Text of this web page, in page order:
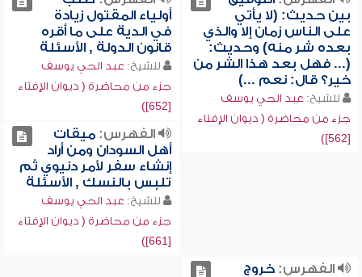
بين حديث: (لا يأتي
على الناس زمان إلا والذي
بعده شر منه) وحديث:
(... فهل بعد هذا الشر من
خير؟ قال: نعم ...)
للشيخ: عبد الحي يوسف
جزء من محاضرة ( ديوان الإفتاء
[562])
أولياء المقتول زيادة
في الدية على ما أقره
قانون الدولة , الأسئلة
للشيخ: عبد الحي يوسف
جزء من محاضرة ( ديوان الإفتاء
[652])
الفهرس:ميقات
أهل السودان ومن أراد
إنشاء سفر لأمر دنيوي ثم
تلبس بالنسك , الأسئلة
للشيخ: عبد الحي يوسف
جزء من محاضرة ( ديوان الإفتاء
[661])
الفهرس:خروج